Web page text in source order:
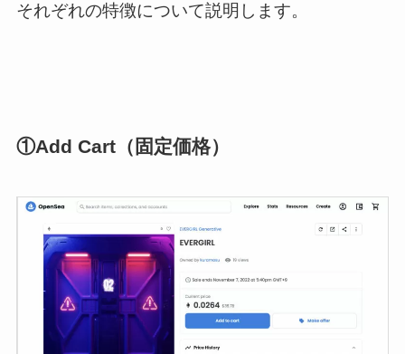
それぞれの特徴について説明します。
①Add Cart（固定価格）